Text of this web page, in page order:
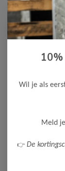
B.Nosy -
18,50 36,99
104
134-140
Wil je als
Meld
👉 De